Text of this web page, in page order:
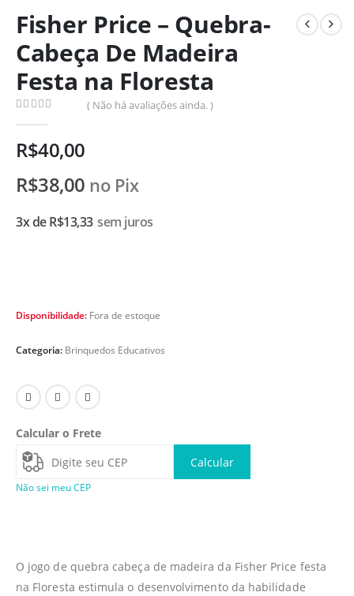
Fisher Price – Quebra-
Cabeça De Madeira
Festa na Floresta
( Não há avaliações ainda. )
R$40,00
R$38,00 no Pix
3x deR$13,33 sem juros
Disponibilidade: Fora de estoque
Categoria: Brinquedos Educativos
Calcular o Frete
Calcular
Não sei meu CEP
O jogo de quebra cabeça de madeira da Fisher Price festa
na Floresta estimula o desenvolvimento da habilidade